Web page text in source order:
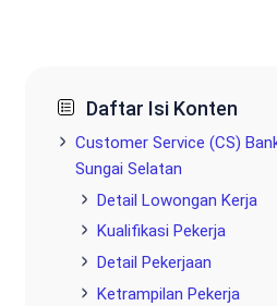
Daftar Isi Konten
Customer Service (CS)
Sungai Selatan
Detail Lowongan Kerja
Kualifikasi Pekerja
Detail Pekerjaan
Ketrampilan Pekerja